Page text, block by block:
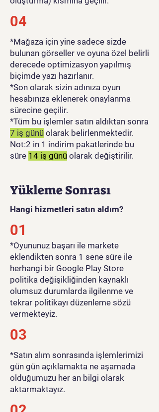
04
*Mağaza için yine sadece sizde
bulunan görseller ve oyuna özel belirli
derecede optimizasyon yapılmış
biçimde yazı hazırlanır.
*Son olarak sizin adınıza oyun
hesabınıza eklenerek onaylanma
sürecine geçilir.
*Tüm bu işlemler satın aldıktan sonra
7 iş günü olarak belirlenmektedir.
Not:2 in 1 indirim pakatlerinde bu
süre 14 iş günü olarak değiştirilir.
Yükleme Sonrası
Hangi hizmetleri satın aldım?
01
​*Oyununuz başarı ile markete
eklendikten sonra 1 sene süre ile
herhangi bir Google Play Store
politika değişikliğinden kaynaklı
olumsuz durumlarda ilgilenme ve
tekrar politikayı düzenleme sözü
vermekteyiz.
03
*Satın alım sonrasında işlemlerimizi
gün gün açıklamakta ne aşamada
olduğumuzu her an bilgi olarak
aktarmaktayız.